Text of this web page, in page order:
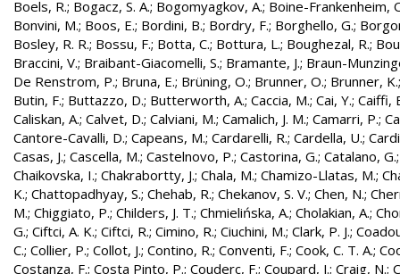
Boels, R.; Bogacz, S. A.; Bogomyagkov, A.; Boine-Frankenheim,
Bonvini, M.; Boos, E.; Bordini, B.; Bordry, F.; Borghello, G.;
Bosley, R. R.; Bossu, F.; Botta, C.; Bottura, L.; Boughezal, R.;
Braccini, V.; Braibant-Giacomelli, S.; Bramante, J.; Braun-
De Renstrom, P.; Bruna, E.; Brüning, O.; Brunner, O.; Brunner, K.
Butin, F.; Buttazzo, D.; Butterworth, A.; Caccia, M.; Cai, Y.; Caiffi,
Caliskan, A.; Calvet, D.; Calviani, M.; Camalich, J. M.; Camarri, P.;
Cantore-Cavalli, D.; Capeans, M.; Cardarelli, R.; Cardella, U.;
Casas, J.; Cascella, M.; Castelnovo, P.; Castorina, G.; Catalano, G.
Chaikovska, I.; Chakrabortty, J.; Chala, M.; Chamizo-Llatas, M.;
K.; Chattopadhyay, S.; Chehab, R.; Chekanov, S. V.; Chen, N.;
M.; Chiggiato, P.; Childers, J. T.; Chmielińska, A.; Cholakian, A.;
G.; Ciftci, A. K.; Ciftci, R.; Cimino, R.; Ciuchini, M.; Clark, P. J.;
C.; Collier, P.; Collot, J.; Contino, R.; Conventi, F.; Cook, C. T. A.;
Costanza, F.; Costa Pinto, P.; Couderc, F.; Coupard, J.; Craig, N.;